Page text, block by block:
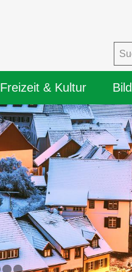
Freizeit & Kultur